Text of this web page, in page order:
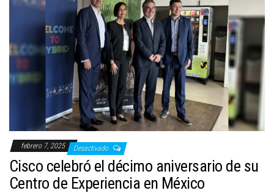
febrero 7, 2025 Desactivado
Cisco celebró el décimo aniversario de su
Centro de Experiencia en México